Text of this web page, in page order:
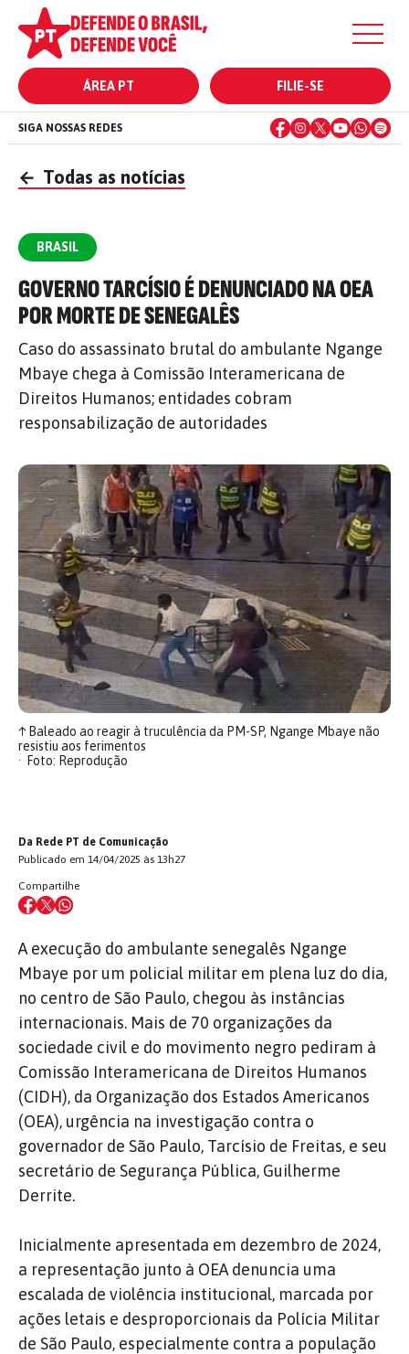
ÁREA PT FILIE-SE
SIGA NOSSAS REDES
← Todas as notícias
BRASIL
GOVERNO TARCÍSIO É DENUNCIADO NA OEA
POR MORTE DE SENEGALÊS
Caso do assassinato brutal do ambulante Ngange
Mbaye chega à Comissão Interamericana de
Direitos Humanos; entidades cobram
responsabilização de autoridades
↑Baleado ao reagir à truculência da PM-SP, Ngange Mbaye não
resistiu aos ferimentos
Foto: Reprodução
Da Rede PT de Comunicação
Publicado em 14/04/2025 às 13h27
Compartilhe
A execução do ambulante senegalês Ngange
Mbaye por um policial militar em plena luz do dia,
no centro de São Paulo, chegou às instâncias
internacionais. Mais de 70 organizações da
sociedade civil e do movimento negro pediram à
Comissão Interamericana de Direitos Humanos
(CIDH), da Organização dos Estados Americanos
(OEA), urgência na investigação contra o
governador de São Paulo, Tarcísio de Freitas, e seu
secretário de Segurança Pública, Guilherme
Derrite.
Inicialmente apresentada em dezembro de 2024,
a representação junto à OEA denuncia uma
escalada de violência institucional, marcada por
ações letais e desproporcionais da Polícia Militar
de São Paulo, especialmente contra a população